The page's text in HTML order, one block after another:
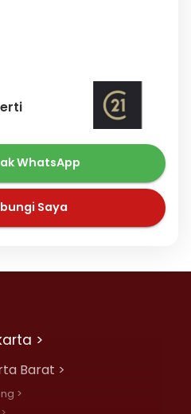
WhatsApp
Saya
>
Barat >
>